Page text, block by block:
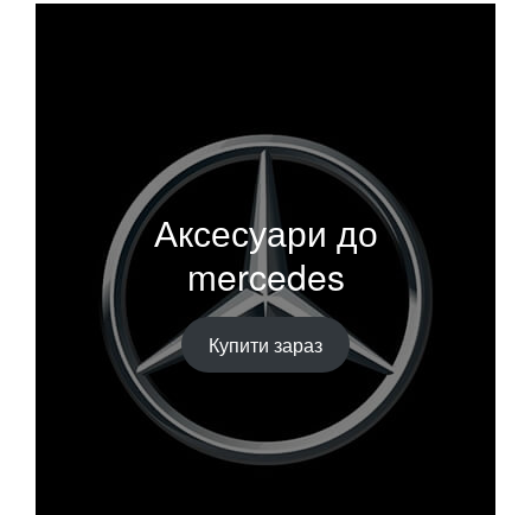
Аксесуари до
mercedes
Купити зараз